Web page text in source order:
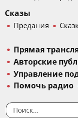
Сказы
Предания
Прямая
Авторские
Управление
Помочь радио